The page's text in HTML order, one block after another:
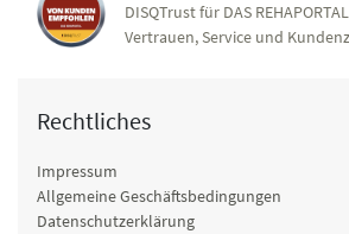
DISQTrust für DAS
Vertrauen, Service und
Rechtliches
Impressum
Allgemeine Geschäftsbedingungen
Datenschutzerklärung